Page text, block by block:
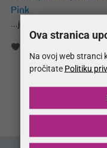
Pink
...jer Vaša koža kaže tako!
Ova stranica
Na ovoj web stranci
pročitate Politiku